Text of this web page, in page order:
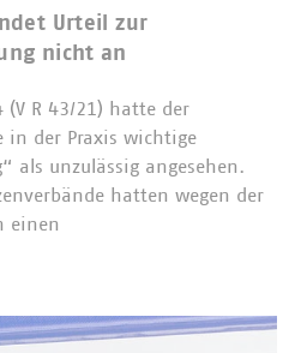
Urteil zur
nicht an
R 43/21) hatte der
in der Praxis wichtige
als unzulässig angesehen.
hatten wegen der
einen